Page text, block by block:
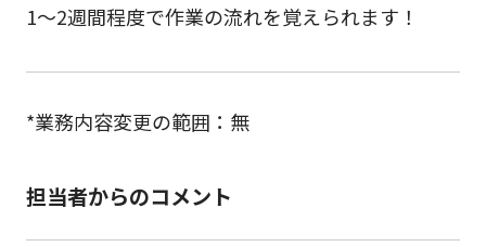
1〜2週間程度で作業の流れを覚えられます！
*業務内容変更の範囲：無
担当者からのコメント